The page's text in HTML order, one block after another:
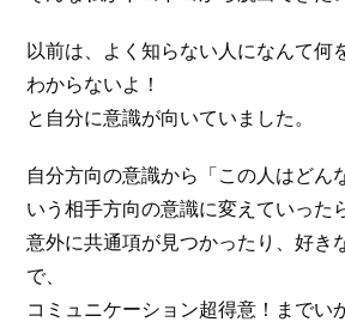
以前は、よく知らない人になんて何
わからないよ！
と自分に意識が向いていました。
自分方向の意識から「この人はどん
いう相手方向の意識に変えていったら
意外に共通項が見つかったり、好き
で、
コミュニケーション超得意！までい